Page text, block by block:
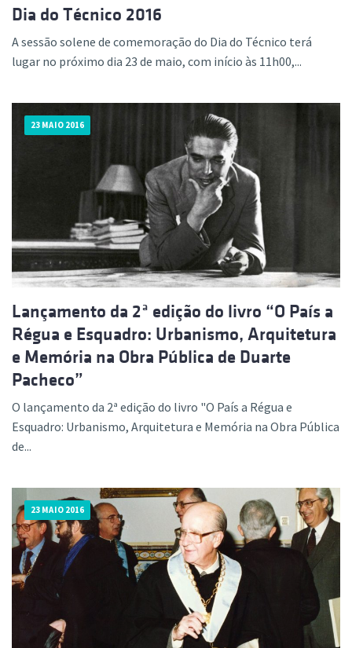
Dia do Técnico 2016
A sessão solene de comemoração do Dia do Técnico terá
lugar no próximo dia 23 de maio, com início às 11h00,...
23 MAIO 2016
Lançamento da 2ª edição do livro “O País a
Régua e Esquadro: Urbanismo, Arquitetura
e Memória na Obra Pública de Duarte
Pacheco”
O lançamento da 2ª edição do livro "O País a Régua e
Esquadro: Urbanismo, Arquitetura e Memória na Obra Pública
de...
23 MAIO 2016